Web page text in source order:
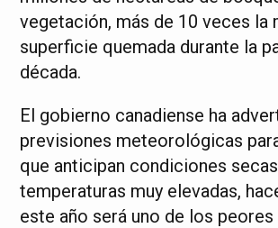
vegetación, más de 10 veces la
superficie quemada durante la
década.
El gobierno canadiense ha
previsiones meteorológicas
que anticipan condiciones
temperaturas muy elevadas,
este año será uno de los